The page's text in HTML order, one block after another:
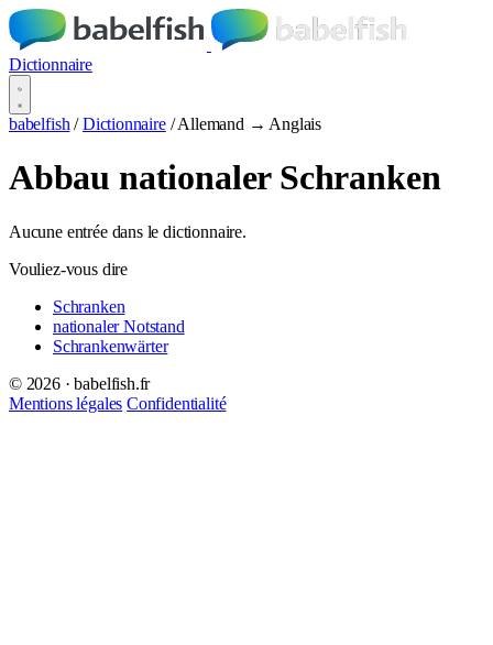
Dictionnaire
babelfish / Dictionnaire / Allemand → Anglais
Abbau nationaler Schranken
Aucune entrée dans le dictionnaire.
Vouliez-vous dire
Schranken
nationaler Notstand
Schrankenwärter
© 2026 · babelfish.fr
Mentions légales Confidentialité